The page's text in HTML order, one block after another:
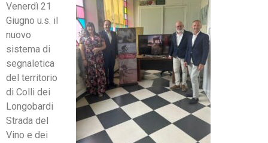
Venerdì 21
Giugno u.s. il
nuovo
sistema di
segnaletica
del territorio
di Colli dei
Longobardi
Strada del
Vino e dei